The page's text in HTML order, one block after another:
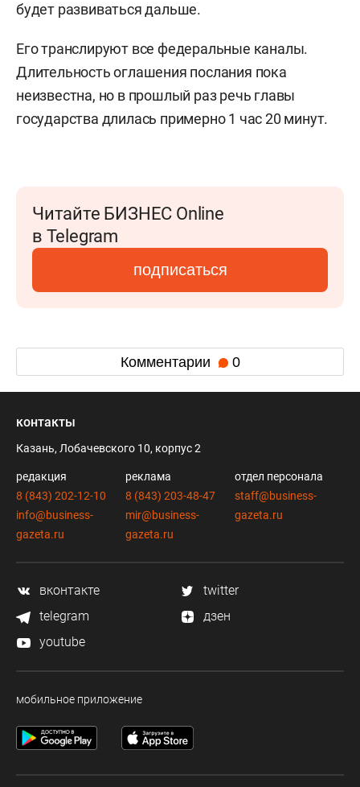
будет развиваться дальше.
Его транслируют все федеральные каналы.
Длительность оглашения послания пока
неизвестна, но в прошлый раз речь главы
государства длилась примерно 1 час 20 минут.
Читайте БИЗНЕС Online
в Telegram
подписаться
Комментарии 0
контакты
Казань, Лобачевского 10, корпус 2
редакция
8 (843) 202-12-10
info@business-
gazeta.ru
реклама
8 (843) 203-48-47
mir@business-
gazeta.ru
отдел персонала
staff@business-
gazeta.ru
вконтакте
twitter
telegram
дзен
youtube
мобильное приложение